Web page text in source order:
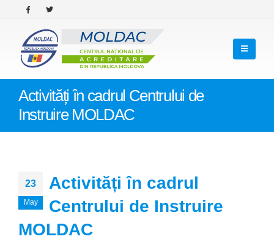
Activități în cadrul Centrului de
Instruire MOLDAC
23
May
Activități în cadrul
Centrului de Instruire
MOLDAC